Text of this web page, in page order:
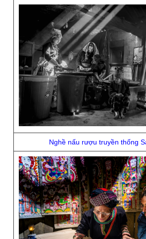
Nghề nấu rượu truyền thống